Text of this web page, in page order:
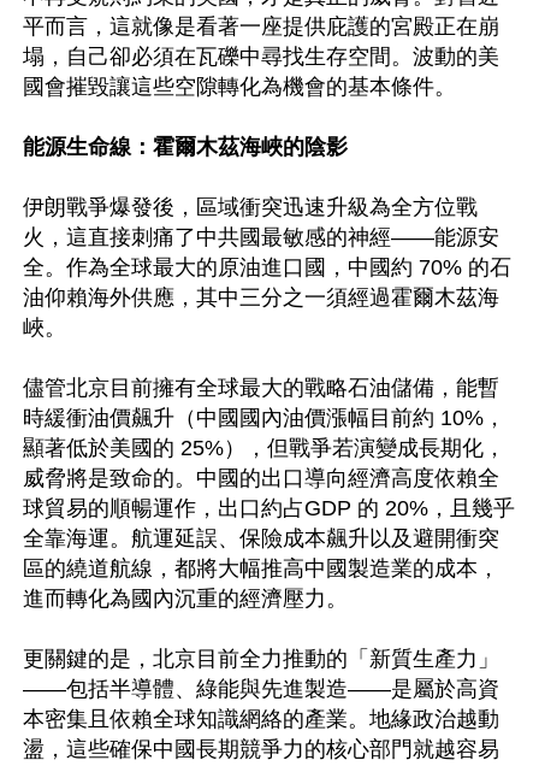
平而言，這就像是看著一座提供庇護的宮殿正在崩
塌，自己卻必須在瓦礫中尋找生存空間。波動的美
國會摧毀讓這些空隙轉化為機會的基本條件。
能源生命線：霍爾木茲海峽的陰影
伊朗戰爭爆發後，區域衝突迅速升級為全方位戰
火，這直接刺痛了中共國最敏感的神經——能源安
全。作為全球最大的原油進口國，中國約 70% 的石
油仰賴海外供應，其中三分之一須經過霍爾木茲海
峽。
儘管北京目前擁有全球最大的戰略石油儲備，能暫
時緩衝油價飆升（中國國內油價漲幅目前約 10%，
顯著低於美國的 25%），但戰爭若演變成長期化，
威脅將是致命的。中國的出口導向經濟高度依賴全
球貿易的順暢運作，出口約占GDP 的 20%，且幾乎
全靠海運。航運延誤、保險成本飆升以及避開衝突
區的繞道航線，都將大幅推高中國製造業的成本，
進而轉化為國內沉重的經濟壓力。
更關鍵的是，北京目前全力推動的「新質生產力」
——包括半導體、綠能與先進製造——是屬於高資
本密集且依賴全球知識網絡的產業。地緣政治越動
盪，這些確保中國長期競爭力的核心部門就越容易